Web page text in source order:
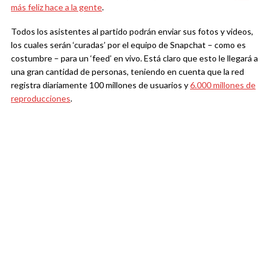
más feliz hace a la gente.
Todos los asistentes al partido podrán enviar sus fotos y videos,
los cuales serán ‘curadas’ por el equipo de Snapchat – como es
costumbre – para un ‘feed’ en vivo. Está claro que esto le llegará a
una gran cantidad de personas, teniendo en cuenta que la red
registra diariamente 100 millones de usuarios y6.000 millones de
reproducciones.